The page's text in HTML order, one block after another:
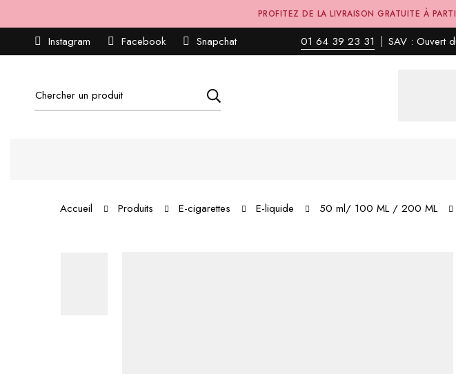
PROFITEZ DE LA LIVRAISON GRATUITE À
Instagram Facebook Snapchat 01 64 39 23 31 SAV : Ouvert
Recherche
pour:
Accueil Produits E-cigarettes E-liquide 50 ml/ 100 ML / 200 ML